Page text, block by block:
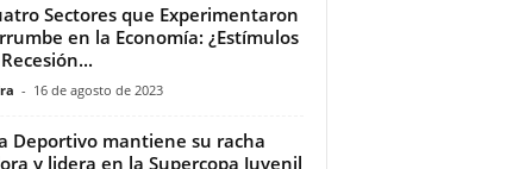
Sectores que Experimentaron
en la Economía: ¿Estímulos
- 16 de agosto de 2023
Deportivo mantiene su racha
y lidera en la Supercopa Juvenil